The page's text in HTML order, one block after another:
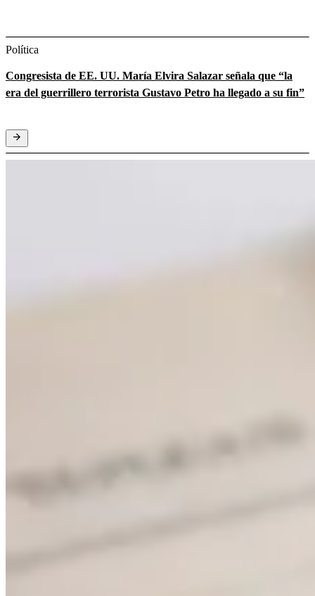
Política
Congresista de EE. UU. María Elvira Salazar señala que “la
era del guerrillero terrorista Gustavo Petro ha llegado a su fin”